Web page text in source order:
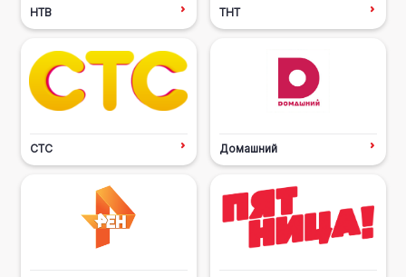
НТВ ТНТ
СТС Домашний